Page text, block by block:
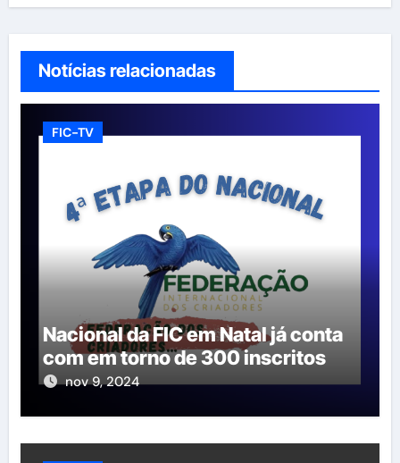
Notícias relacionadas
FIC-TV
Nacional da FIC em Natal já conta
com em torno de 300 inscritos
nov 9, 2024